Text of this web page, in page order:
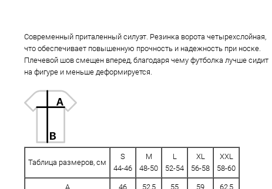
Современный приталенный силуэт. Резинка ворота четырехслойная,
что обеспечивает повышенную прочность и надежность при носке.
Плечевой шов смещен вперед, благодаря чему футболка лучше сидит
на фигуре и меньше деформируется.
Таблица размеров, см
S
44-46
M
48-50
L
52-54
XL
56-58
XXL
58-60
A 46 52,5 55 59 62,5